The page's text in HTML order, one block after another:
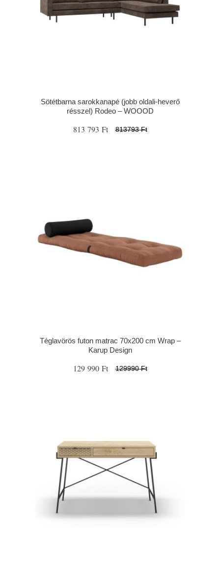
Sötétbarna sarokkanapé (jobb oldali-heverő
résszel) Rodeo – WOOOD
813 793 Ft 813793 Ft
Téglavörös futon matrac 70x200 cm Wrap –
Karup Design
129 990 Ft 129990 Ft